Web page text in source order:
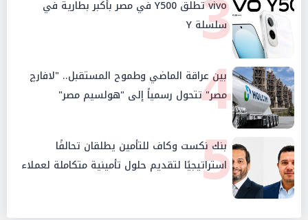
vivo تطلق Y500 في مصر بأكبر بطارية في
سلسلة Y
4
بين عراقة الماضي وطموح المستقبل.. "لافارچ
مصر" تتحول رسمياً إلى "هولسيم مصر"
5
بنك نكست وكاف للتأمين يطلقان تحالفًا
استراتيجيًا لتقديم حلول تأمينية متكاملة لعملاء
البنك